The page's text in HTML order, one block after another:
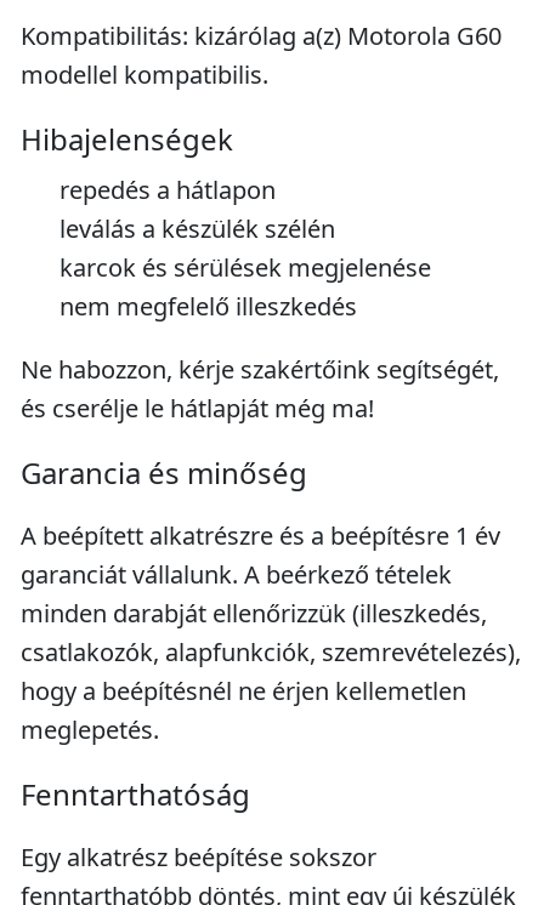
Kompatibilitás: kizárólag a(z) Motorola G60
modellel kompatibilis.
Hibajelenségek
repedés a hátlapon
leválás a készülék szélén
karcok és sérülések megjelenése
nem megfelelő illeszkedés
Ne habozzon, kérje szakértőink segítségét,
és cserélje le hátlapját még ma!
Garancia és minőség
A beépített alkatrészre és a beépítésre 1 év
garanciát vállalunk. A beérkező tételek
minden darabját ellenőrizzük (illeszkedés,
csatlakozók, alapfunkciók, szemrevételezés),
hogy a beépítésnél ne érjen kellemetlen
meglepetés.
Fenntarthatóság
Egy alkatrész beépítése sokszor
fenntarthatóbb döntés, mint egy új készülék